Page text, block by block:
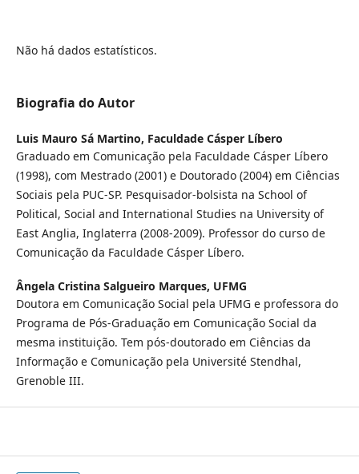
Não há dados estatísticos.
Biografia do Autor
Luis Mauro Sá Martino, Faculdade Cásper Líbero
Graduado em Comunicação pela Faculdade Cásper Líbero
(1998), com Mestrado (2001) e Doutorado (2004) em Ciências
Sociais pela PUC-SP. Pesquisador-bolsista na School of
Political, Social and International Studies na University of
East Anglia, Inglaterra (2008-2009). Professor do curso de
Comunicação da Faculdade Cásper Líbero.
Ângela Cristina Salgueiro Marques, UFMG
Doutora em Comunicação Social pela UFMG e professora do
Programa de Pós-Graduação em Comunicação Social da
mesma instituição. Tem pós-doutorado em Ciências da
Informação e Comunicação pela Université Stendhal,
Grenoble III.